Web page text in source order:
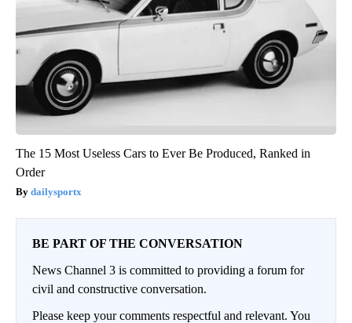
The 15 Most Useless Cars to Ever Be Produced, Ranked in
Order
dailysportx
BE PART OF THE CONVERSATION
News Channel 3 is committed to providing a forum for
civil and constructive conversation.
Please keep your comments respectful and relevant. You